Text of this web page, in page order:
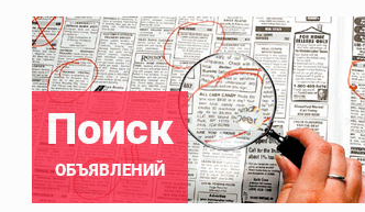
Поиск
ОБЪЯВЛЕНИЙ